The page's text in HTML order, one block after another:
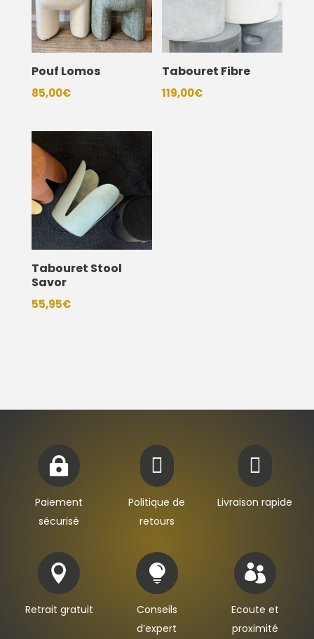
Pouf Lomos
85,00€
Tabouret Fibre
119,00€
Tabouret Stool
Savor
55,95€

Paiement
sécurisé

Politique de
retours

Livraison rapide

Retrait gratuit

Conseils
d’expert

Ecoute et
proximité